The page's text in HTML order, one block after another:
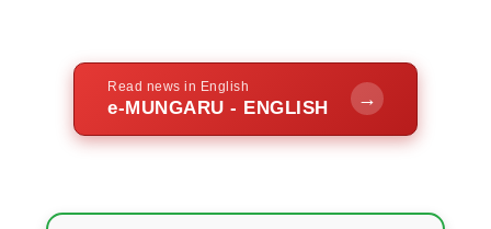
Read news in English
e-MUNGARU - ENGLISH →